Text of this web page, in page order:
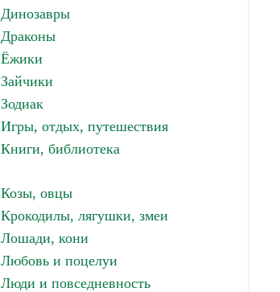
Динозавры
Драконы
Ёжики
Зайчики
Зодиак
Игры, отдых, путешествия
Книги, библиотека
Козы, овцы
Крокодилы, лягушки, змеи
Лошади, кони
Любовь и поцелуи
Люди и повседневность